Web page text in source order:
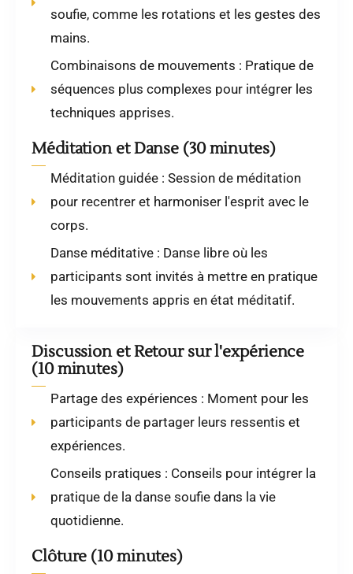
soufie, comme les rotations et les gestes des
mains.
Combinaisons de mouvements : Pratique de
séquences plus complexes pour intégrer les
techniques apprises.
Méditation et Danse (30 minutes)
Méditation guidée : Session de méditation
pour recentrer et harmoniser l'esprit avec le
corps.
Danse méditative : Danse libre où les
participants sont invités à mettre en pratique
les mouvements appris en état méditatif.
Discussion et Retour sur l'expérience
(10 minutes)
Partage des expériences : Moment pour les
participants de partager leurs ressentis et
expériences.
Conseils pratiques : Conseils pour intégrer la
pratique de la danse soufie dans la vie
quotidienne.
Clôture (10 minutes)